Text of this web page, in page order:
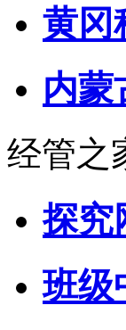
黄冈
内蒙
经管之
探究
班级